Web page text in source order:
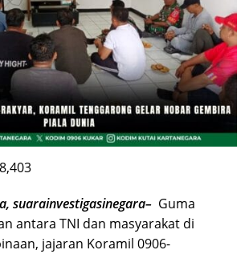
suarainvestigasinegara– Guma
antara TNI dan masyarakat di
jajaran Koramil 0906-